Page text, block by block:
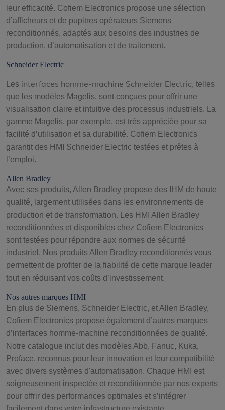
leur efficacité. Cofiem Electronics propose une sélection
d’afficheurs et de pupitres opérateurs Siemens
reconditionnés, adaptés aux besoins des industries de
production, d’automatisation et de traitement.
Schneider Electric
Les interfaces homme-machine Schneider Electric, telles
que les modèles Magelis, sont conçues pour offrir une
visualisation claire et intuitive des processus industriels. La
gamme Magelis, par exemple, est très appréciée pour sa
facilité d’utilisation et sa durabilité. Cofiem Electronics
garantit des HMI Schneider Electric testées et prêtes à
l’emploi.
Allen Bradley
Avec ses produits, Allen Bradley propose des IHM de haute
qualité, largement utilisées dans les environnements de
production et de transformation. Les HMI Allen Bradley
reconditionnées et disponibles chez Cofiem Electronics
sont testées pour répondre aux normes de sécurité
industriel. Nos produits Allen Bradley reconditionnés vous
permettent de profiter de la fiabilité de cette marque leader
tout en réduisant vos coûts d’investissement.
Nos autres marques HMI
En plus de Siemens, Schneider Electric, et Allen Bradley,
Cofiem Electronics propose également d’autres marques
d’interfaces homme-machine reconditionnées de qualité.
Notre catalogue inclut des modèles Abb, Fanuc, Kuka,
Proface, reconnus pour leur innovation et leur compatibilité
avec divers systèmes d'automatisation. Chaque HMI est
soigneusement inspectée et reconditionnée par nos experts
pour offrir des performances optimales et s’intégrer